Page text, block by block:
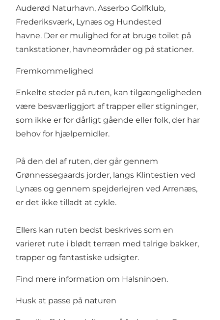
Auderød Naturhavn, Asserbo Golfklub,
Frederiksværk, Lynæs og Hundested
havne. Der er mulighed for at bruge toilet på
tankstationer, havneområder og på stationer.
Fremkommelighed
Enkelte steder på ruten, kan tilgængeligheden
være besværliggjort af trapper eller stigninger,
som ikke er for dårligt gående eller folk, der har
behov for hjælpemidler.
På den del af ruten, der går gennem
Grønnessegaards jorder, langs Klintestien ved
Lynæs og gennem spejderlejren ved Arrenæs,
er det ikke tilladt at cykle.
Ellers kan ruten bedst beskrives som en
varieret rute i blødt terræn med talrige bakker,
trapper og fantastiske udsigter.
Find mere information om Halsninoen.
Husk at passe på naturen